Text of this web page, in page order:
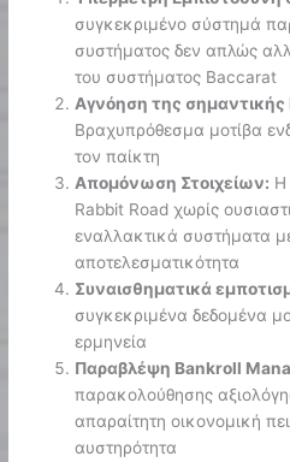
συγκεκριμένο σύστημά
συστήματος δεν απλώς
του συστήματος Baccarat
Αγνόηση της
Βραχυπρόθεσμα μοτίβα
τον παίκτη
Απομόνωση Στοιχείων: Η
Rabbit Road χωρίς
εναλλακτικά συστήματα
αποτελεσματικότητα
Συναισθηματικά
συγκεκριμένα δεδομένα
ερμηνεία
Παραβλέψη Bankroll
παρακολούθησης
απαραίτητη οικονομική
αυστηρότητα